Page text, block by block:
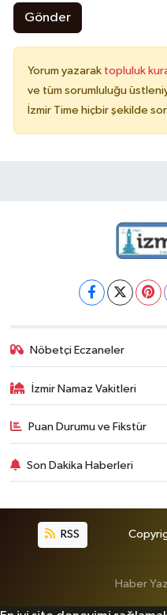
Gönder
Yorum yazarak topluluk
ve tüm sorumluluğu
İzmir Time hiçbir şekilde
Nöbetçi Eczaneler
İzmir Namaz Vakitleri
Puan Durumu ve Fikstür
Son Dakika Haberleri
RSS
Haber